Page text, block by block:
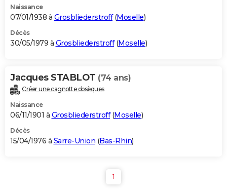
Naissance
07/01/1938 à Grosbliederstroff(Moselle)
Décès
30/05/1979 à Grosbliederstroff(Moselle)
Jacques STABLOT (74 ans)
Créer une cagnotte obsèques
Naissance
06/11/1901 à Grosbliederstroff(Moselle)
Décès
15/04/1976 à Sarre-Union (Bas-Rhin)
1